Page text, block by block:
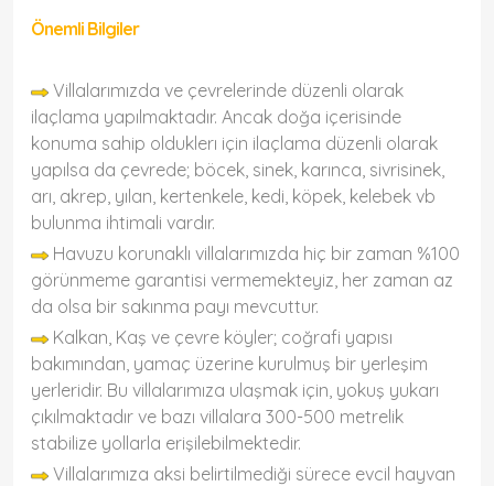
Önemli Bilgiler
Villalarımızda ve çevrelerinde düzenli olarak
ilaçlama yapılmaktadır. Ancak doğa içerisinde
konuma sahip olduklerı için ilaçlama düzenli olarak
yapılsa da çevrede; böcek, sinek, karınca, sivrisinek,
arı, akrep, yılan, kertenkele, kedi, köpek, kelebek vb
bulunma ihtimali vardır.
Havuzu korunaklı villalarımızda hiç bir zaman %100
görünmeme garantisi vermemekteyiz, her zaman az
da olsa bir sakınma payı mevcuttur.
Kalkan, Kaş ve çevre köyler; coğrafi yapısı
bakımından, yamaç üzerine kurulmuş bir yerleşim
yerleridir. Bu villalarımıza ulaşmak için, yokuş yukarı
çıkılmaktadır ve bazı villalara 300-500 metrelik
stabilize yollarla erişilebilmektedir.
Villalarımıza aksi belirtilmediği sürece evcil hayvan